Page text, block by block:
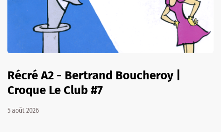
Récré A2 - Bertrand Boucheroy |
Croque Le Club #7
5 août 2026